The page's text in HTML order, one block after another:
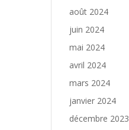
août 2024
juin 2024
mai 2024
avril 2024
mars 2024
janvier 2024
décembre 2023